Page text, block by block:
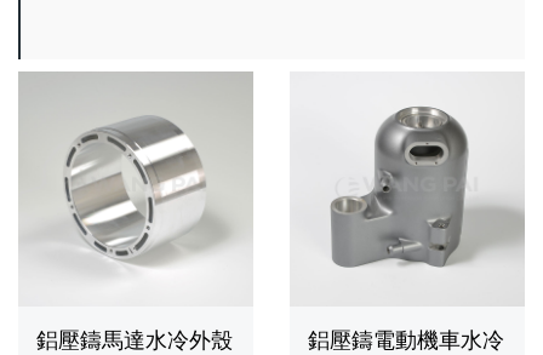
鋁壓鑄馬達水冷外殼
鋁壓鑄電動機車水冷